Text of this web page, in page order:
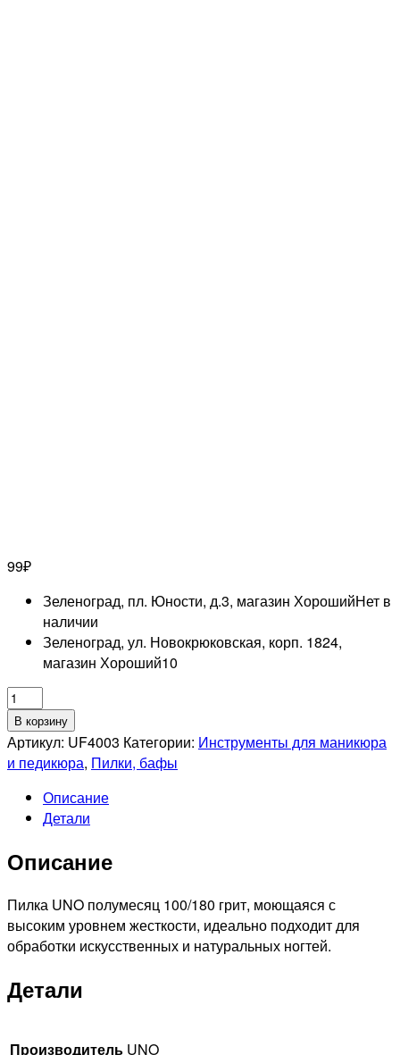
99₽
Зеленоград, пл. Юности, д.3, магазин ХорошийНет в
наличии
Зеленоград, ул. Новокрюковская, корп. 1824,
магазин Хороший10
Количество
товара
UNO
Пилка
черная
100/180
В корзину
Артикул: UF4003 Категории: Инструменты для маникюра
и педикюра, Пилки, бафы
Описание
Детали
Описание
Пилка UNO полумесяц 100/180 грит, моющаяся с
высоким уровнем жесткости, идеально подходит для
обработки искусственных и натуральных ногтей.
Детали
Производитель UNO